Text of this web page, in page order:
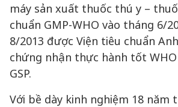
máy sản xuất thuốc thú y –
chuẩn GMP-WHO vào tháng 6/
8/2013 được Viện tiêu chuẩn Anh
chứng nhận thực hành tốt WHO
GSP.
Với bề dày kinh nghiệm 18 năm